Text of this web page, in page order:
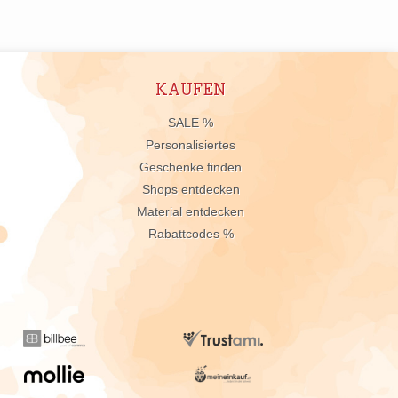
KAUFEN
SALE %
Personalisiertes
Geschenke finden
Shops entdecken
Material entdecken
Rabattcodes %